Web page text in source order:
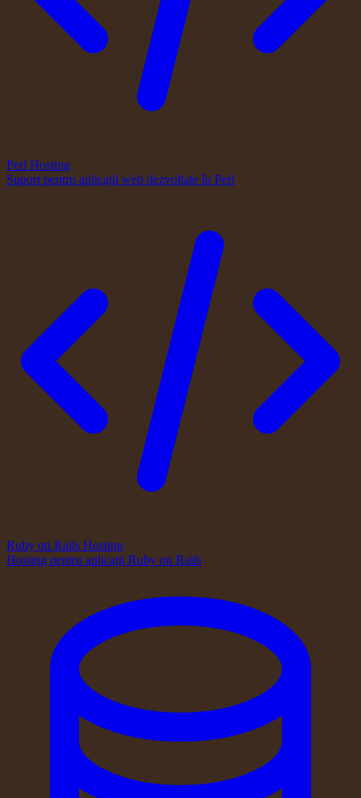
Perl Hosting
Suport pentru aplicații web dezvoltate în Perl
Ruby on Rails Hosting
Hosting pentru aplicații Ruby on Rails